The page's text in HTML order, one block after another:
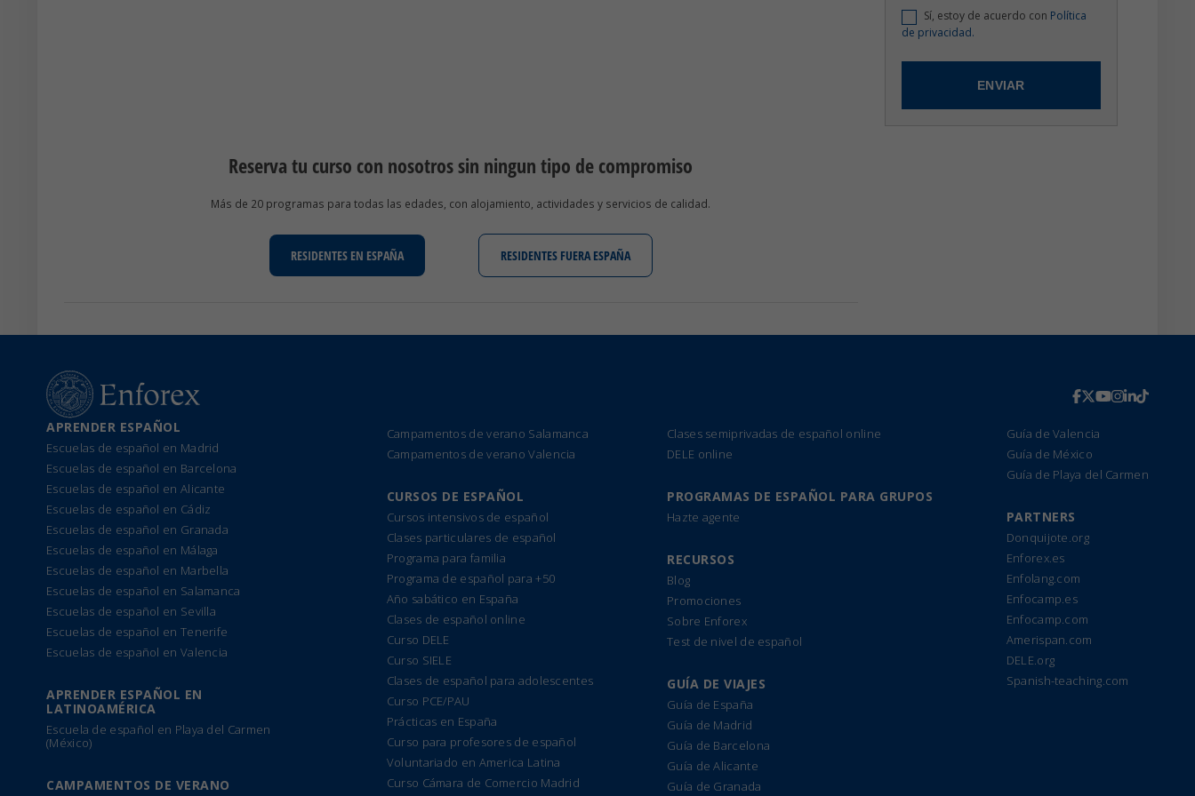
Sí, estoy de acuerdo con Política
de privacidad.
Reserva tu curso con nosotros sin ningun tipo de compromiso
Más de 20 programas para todas las edades, con alojamiento, actividades y servicios de calidad.
RESIDENTES EN ESPAÑA RESIDENTES FUERA ESPAÑA
APRENDER ESPAÑOL
Escuelas de español en Madrid
Escuelas de español en Barcelona
Escuelas de español en Alicante
Escuelas de español en Cádiz
Escuelas de español en Granada
Escuelas de español en Málaga
Escuelas de español en Marbella
Escuelas de español en Salamanca
Escuelas de español en Sevilla
Escuelas de español en Tenerife
Escuelas de español en Valencia
APRENDER ESPAÑOL EN
LATINOAMÉRICA
Escuela de español en Playa del Carmen
(México)
CAMPAMENTOS DE VERANO
Campamentos de verano Salamanca
Campamentos de verano Valencia
CURSOS DE ESPAÑOL
Cursos intensivos de español
Clases particulares de español
Programa para familia
Programa de español para +50
Año sabático en España
Clases de español online
Curso DELE
Curso SIELE
Clases de español para adolescentes
Curso PCE/PAU
Prácticas en España
Curso para profesores de español
Voluntariado en America Latina
Curso Cámara de Comercio Madrid
Clases semiprivadas de español online
DELE online
PROGRAMAS DE ESPAÑOL PARA GRUPOS
Hazte agente
RECURSOS
Blog
Promociones
Sobre Enforex
Test de nivel de español
GUÍA DE VIAJES
Guía de España
Guía de Madrid
Guía de Barcelona
Guía de Alicante
Guía de Granada
Guía de Valencia
Guía de México
Guía de Playa del Carmen
PARTNERS
Donquijote.org
Enforex.es
Enfolang.com
Enfocamp.es
Enfocamp.com
Amerispan.com
DELE.org
Spanish-teaching.com